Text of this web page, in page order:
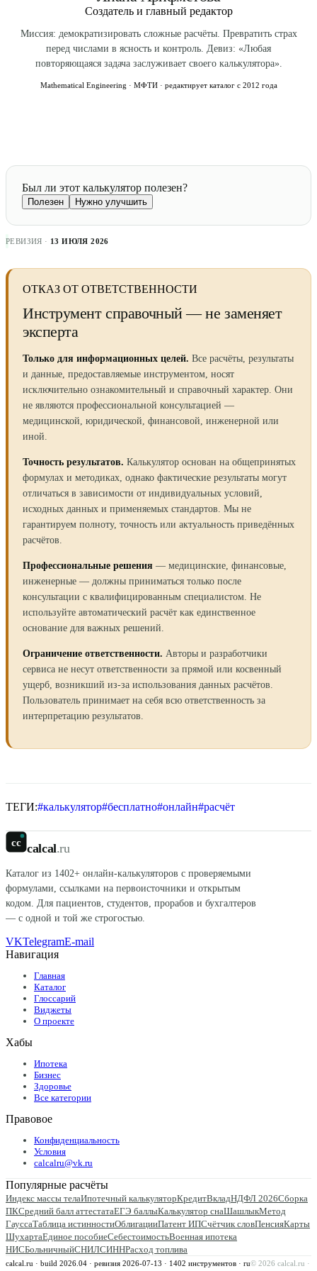
Создатель и главный редактор
Миссия: демократизировать сложные расчёты. Превратить страх
перед числами в ясность и контроль. Девиз: «Любая
повторяющаяся задача заслуживает своего калькулятора».
Mathematical Engineering · МФТИ · редактирует каталог с 2012 года
Был ли этот калькулятор полезен?
Полезен Нужно улучшить
РЕВИЗИЯ · 13 ИЮЛЯ 2026
ОТКАЗ ОТ ОТВЕТСТВЕННОСТИ
Инструмент справочный — не заменяет
эксперта
Только для информационных целей. Все расчёты, результаты
и данные, предоставляемые инструментом, носят
исключительно ознакомительный и справочный характер. Они
не являются профессиональной консультацией —
медицинской, юридической, финансовой, инженерной или
иной.
Точность результатов. Калькулятор основан на общепринятых
формулах и методиках, однако фактические результаты могут
отличаться в зависимости от индивидуальных условий,
исходных данных и применяемых стандартов. Мы не
гарантируем полноту, точность или актуальность приведённых
расчётов.
Профессиональные решения — медицинские, финансовые,
инженерные — должны приниматься только после
консультации с квалифицированным специалистом. Не
используйте автоматический расчёт как единственное
основание для важных решений.
Ограничение ответственности. Авторы и разработчики
сервиса не несут ответственности за прямой или косвенный
ущерб, возникший из-за использования данных расчётов.
Пользователь принимает на себя всю ответственность за
интерпретацию результатов.
ТЕГИ:#калькулятор#бесплатно#онлайн#расчёт
cc calcal.ru
Каталог из 1402+ онлайн-калькуляторов с проверяемыми
формулами, ссылками на первоисточники и открытым
кодом. Для пациентов, студентов, прорабов и бухгалтеров
— с одной и той же строгостью.
VKTelegramE-mail
Навигация
Главная
Каталог
Глоссарий
Виджеты
О проекте
Хабы
Ипотека
Бизнес
Здоровье
Все категории
Правовое
Конфиденциальность
Условия
calcalru@vk.ru
Популярные расчёты
Индекс массы телаИпотечный калькуляторКредитВкладНДФЛ 2026Сборка
ПКСредний балл аттестатаЕГЭ баллыКалькулятор снаШашлыкМетод
ГауссаТаблица истинностиОблигацииПатент ИПСчётчик словПенсияКарты
ШухартаЕдиное пособиеСебестоимостьВоенная ипотека
НИСБольничныйСНИЛСИННРасход топлива
calcal.ru · build 2026.04 · ревизия 2026-07-13 · 1402 инструментов · ru© 2026 calcal.ru ·